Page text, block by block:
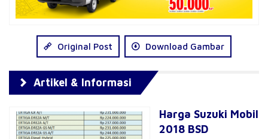
Original Post Download Gambar
Artikel & Informasi
Harga Suzuki Mobil
2018 BSD